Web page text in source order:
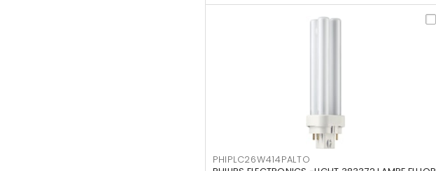
PHIPLC26W414PALTO